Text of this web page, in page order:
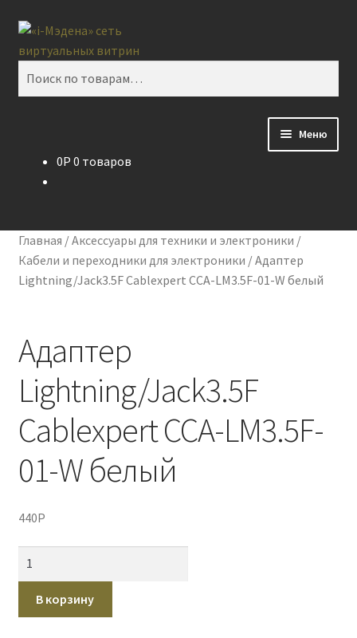
Перейти
к
Перейти
к
Поиск
Меню
Контакты
0P 0 товаров
Главная /Аксессуары для техники и электроники /
Кабели и переходники для электроники /Адаптер
Lightning/Jack3.5F Cablexpert CCA-LM3.5F-01-W белый
Адаптер
Lightning/Jack3.5F
Cablexpert CCA-LM3.5F-
01-W белый
440P
Адаптер
Lightning/Jack3.5F
В корзину